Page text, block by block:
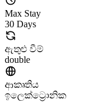
Max Stay
30 Days
ඇතුළු වීම්
double
ආකෘතිය
ඉලෙක්ට්‍රොනික